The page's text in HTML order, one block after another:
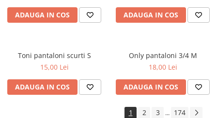
ADAUGA IN COS ADAUGA IN COS
Toni pantaloni scurti S
15,00 Lei
ADAUGA IN COS
Only pantaloni 3/4 M
18,00 Lei
ADAUGA IN COS
1 2 3 ... 174